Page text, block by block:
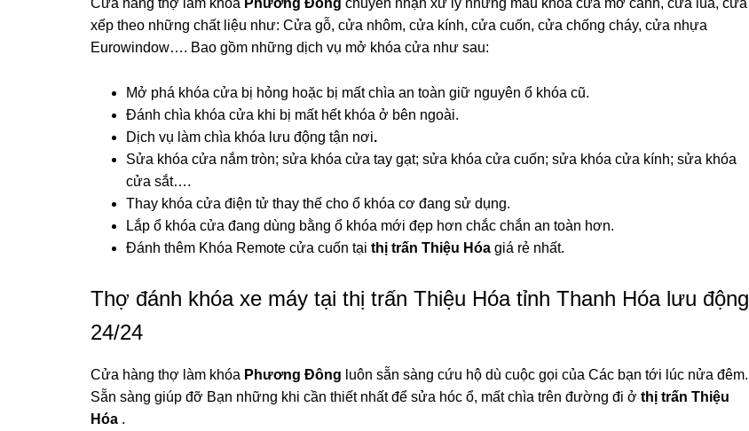
Cửa hàng thợ làm khóa Phương Đông chuyên nhận xử lý những mẫu khóa cửa mở cánh, cửa lùa, cửa
xếp theo những chất liệu như: Cửa gỗ, cửa nhôm, cửa kính, cửa cuốn, cửa chống cháy, cửa nhựa
Eurowindow…. Bao gồm những dịch vụ mở khóa cửa như sau:
Mở phá khóa cửa bị hỏng hoặc bị mất chìa an toàn giữ nguyên ổ khóa cũ.
Đánh chìa khóa cửa khi bị mất hết khóa ở bên ngoài.
Dịch vụ làm chìa khóa lưu động tận nơi.
Sửa khóa cửa nắm tròn; sửa khóa cửa tay gạt; sửa khóa cửa cuốn; sửa khóa cửa kính; sửa khóa
cửa sắt….
Thay khóa cửa điện tử thay thế cho ổ khóa cơ đang sử dụng.
Lắp ổ khóa cửa đang dùng bằng ổ khóa mới đẹp hơn chắc chắn an toàn hơn.
Đánh thêm Khóa Remote cửa cuốn tại thị trấn Thiệu Hóa giá rẻ nhất.
Thợ đánh khóa xe máy tại thị trấn Thiệu Hóa tỉnh Thanh Hóa lưu động
24/24
Cửa hàng thợ làm khóa Phương Đông luôn sẵn sàng cứu hộ dù cuộc gọi của Các bạn tới lúc nửa đêm.
Sẵn sàng giúp đỡ Bạn những khi cần thiết nhất để sửa hóc ổ, mất chìa trên đường đi ở thị trấn Thiệu
Hóa .